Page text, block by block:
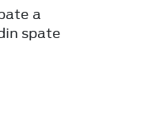
a
spate